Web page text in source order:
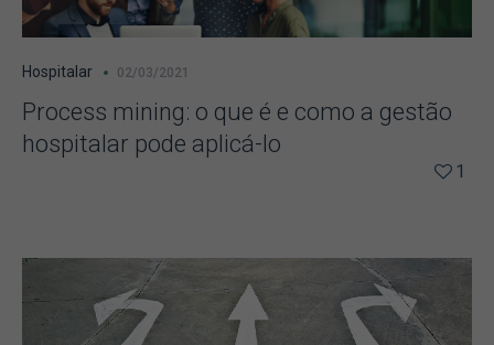
Hospitalar 02/03/2021
Process mining: o que é e como a gestão
hospitalar pode aplicá-lo
1